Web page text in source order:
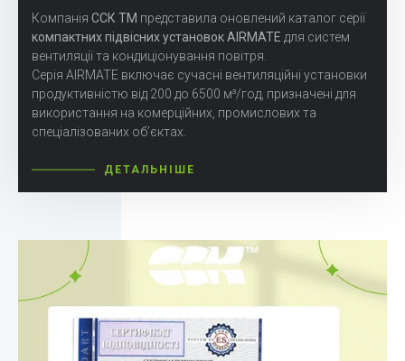
Компанія ССК ТМ представила оновлений каталог серії
компактних підвісних установок AIRMATE для систем
вентиляції та кондиціонування повітря.
Серія AIRMATE включає сучасні вентиляційні установки
продуктивністю від 200 до 6500 м³/год, призначені для
використання на комерційних, промислових та
спеціалізованих об’єктах.
ДЕТАЛЬНІШЕ